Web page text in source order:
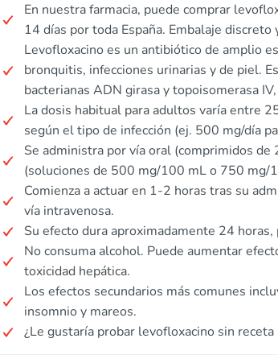
En nuestra farmacia, puede comprar
14 días por toda España. Embalaje discreto
Levofloxacino es un antibiótico de amplio
bronquitis, infecciones urinarias y de piel.
bacterianas ADN girasa y topoisomerasa
La dosis habitual para adultos varía entre
según el tipo de infección (ej. 500 mg/día
Se administra por vía oral (comprimidos
(soluciones de 500 mg/100 mL o 750 mg/
Comienza a actuar en 1-2 horas tras su
vía intravenosa.
Su efecto dura aproximadamente 24
No consuma alcohol. Puede aumentar
toxicidad hepática.
Los efectos secundarios más comunes
insomnio y mareos.
¿Le gustaría probar levofloxacino sin receta